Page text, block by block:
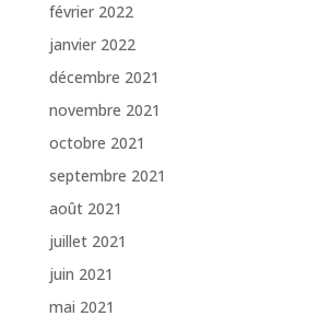
février 2022
janvier 2022
décembre 2021
novembre 2021
octobre 2021
septembre 2021
août 2021
juillet 2021
juin 2021
mai 2021